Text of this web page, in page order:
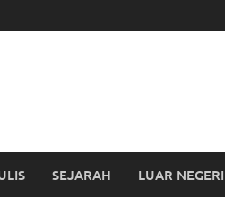
SEJARAH LUAR NEGERI